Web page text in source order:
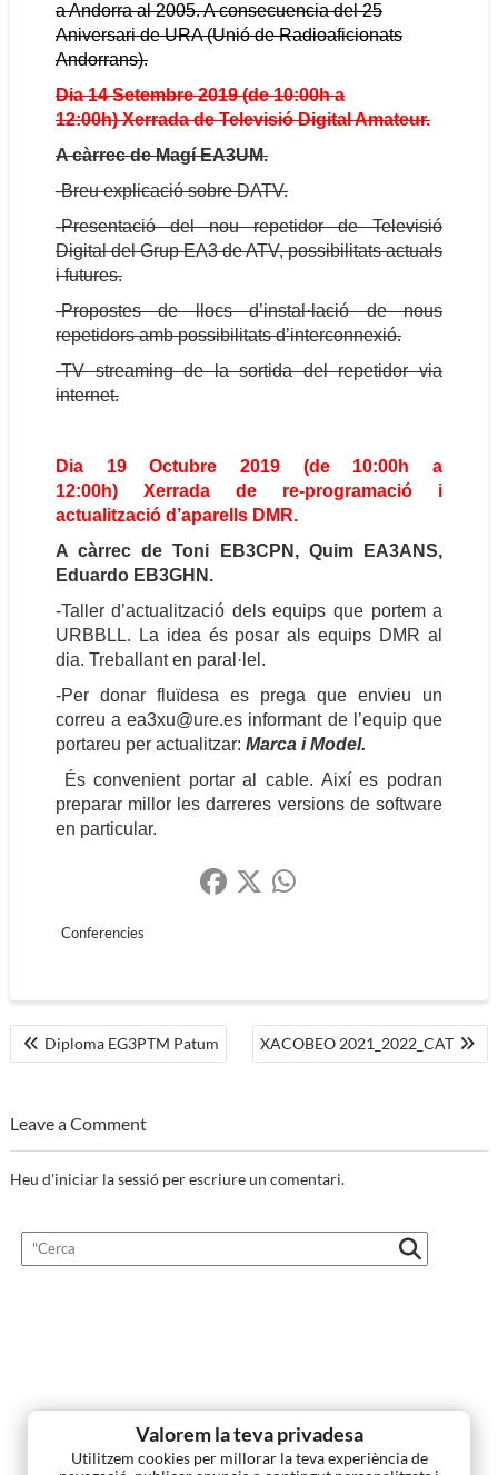
Valorem la teva privadesa
Utilitzem cookies per millorar la teva experiència de
a Andorra al 2005. A consecuencia del 25
Aniversari de URA (Unió de Radioaficionats
Andorrans).
Dia 14 Setembre 2019 (de 10:00h a
12:00h) Xerrada de Televisió Digital Amateur.
A càrrec de Magí EA3UM.
-Breu explicació sobre DATV.
-Presentació del nou repetidor de Televisió
Digital del Grup EA3 de ATV, possibilitats actuals
i futures.
-Propostes de llocs d’instal·lació de nous
repetidors amb possibilitats d’interconnexió.
-TV streaming de la sortida del repetidor via
internet.
Dia 19 Octubre 2019 (de 10:00h a
12:00h) Xerrada de re-programació i
actualització d’aparells DMR.
A càrrec de Toni EB3CPN, Quim EA3ANS,
Eduardo EB3GHN.
-Taller d’actualització dels equips que portem a
URBBLL. La idea és posar als equips DMR al
dia. Treballant en paral·lel.
-Per donar fluïdesa es prega que envieu un
correu a ea3xu@ure.es informant de l’equip que
portareu per actualitzar: Marca i Model.
És convenient portar al cable. Així es podran
preparar millor les darreres versions de software
en particular.
Conferencies
Navegació
Diploma EG3PTM Patum XACOBEO 2021_2022_CAT
Leave a Comment
Heu d'iniciar la sessióper escriure un comentari.